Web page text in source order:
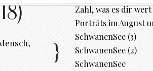
,
Zahl, was es dir
Porträts im August
SchwanenSee (3)
SchwanenSee (2)
SchwanenSee